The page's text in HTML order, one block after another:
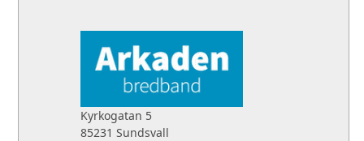
Kyrkogatan 5
85231 Sundsvall